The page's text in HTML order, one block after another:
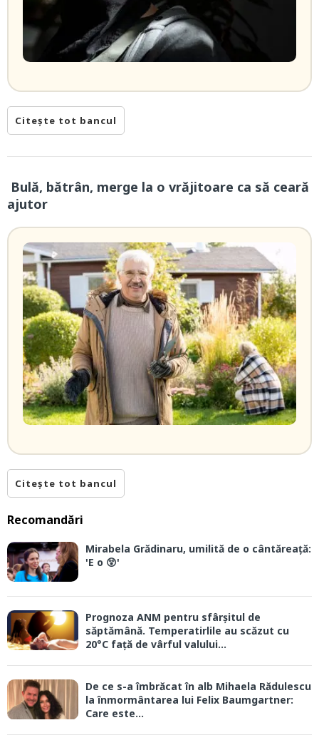
Citește tot bancul
Bulă, bătrân, merge la o vrăjitoare ca să ceară
ajutor
Citește tot bancul
Recomandări
Mirabela Grădinaru, umilită de o cântăreață:
'E o 😲'
Prognoza ANM pentru sfârșitul de
săptămână. Temperatirlile au scăzut cu
20°C față de vârful valului...
De ce s-a îmbrăcat în alb Mihaela Rădulescu
la înmormântarea lui Felix Baumgartner:
Care este...